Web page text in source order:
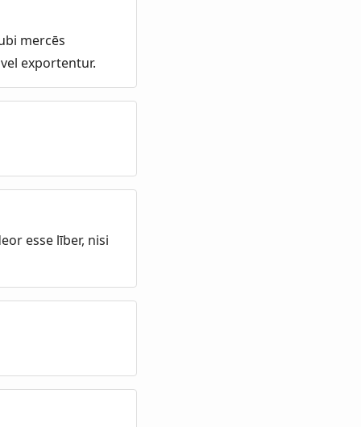
mercēs
exportentur.
esse līber, nisi